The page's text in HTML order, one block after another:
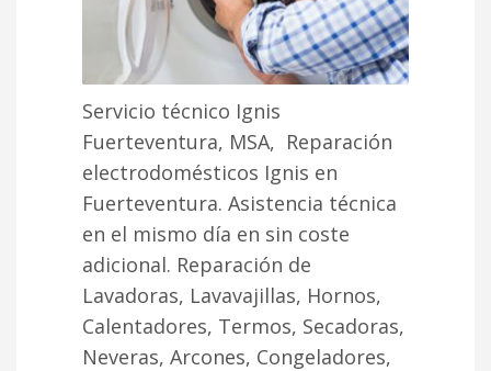
Servicio técnico Ignis
Fuerteventura, MSA, Reparación
electrodomésticos Ignis en
Fuerteventura. Asistencia técnica
en el mismo día en sin coste
adicional. Reparación de
Lavadoras, Lavavajillas, Hornos,
Calentadores, Termos, Secadoras,
Neveras, Arcones, Congeladores,